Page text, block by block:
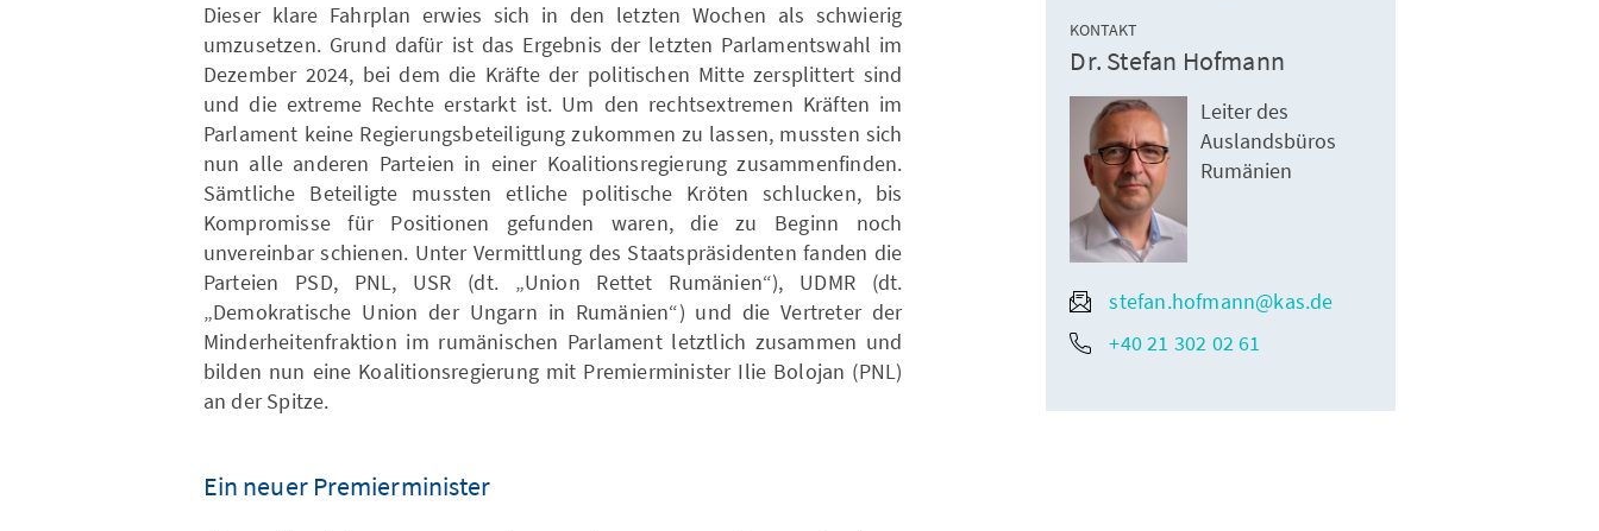
Dieser klare Fahrplan erwies sich in den letzten Wochen als schwierig
umzusetzen. Grund dafür ist das Ergebnis der letzten Parlamentswahl im
Dezember 2024, bei dem die Kräfte der politischen Mitte zersplittert sind
und die extreme Rechte erstarkt ist. Um den rechtsextremen Kräften im
Parlament keine Regierungsbeteiligung zukommen zu lassen, mussten sich
nun alle anderen Parteien in einer Koalitionsregierung zusammenfinden.
Sämtliche Beteiligte mussten etliche politische Kröten schlucken, bis
Kompromisse für Positionen gefunden waren, die zu Beginn noch
unvereinbar schienen. Unter Vermittlung des Staatspräsidenten fanden die
Parteien PSD, PNL, USR (dt. „Union Rettet Rumänien“), UDMR (dt.
„Demokratische Union der Ungarn in Rumänien“) und die Vertreter der
Minderheitenfraktion im rumänischen Parlament letztlich zusammen und
bilden nun eine Koalitionsregierung mit Premierminister Ilie Bolojan (PNL)
an der Spitze.
Ein neuer Premierminister
KONTAKT
Dr. Stefan Hofmann
Leiter des
Auslandsbüros
Rumänien
stefan.hofmann@kas.de
+40 21 302 02 61